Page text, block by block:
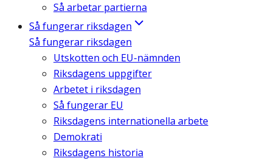
Så arbetar partierna
Så fungerar riksdagen
Så fungerar riksdagen
Utskotten och EU-nämnden
Riksdagens uppgifter
Arbetet i riksdagen
Så fungerar EU
Riksdagens internationella arbete
Demokrati
Riksdagens historia